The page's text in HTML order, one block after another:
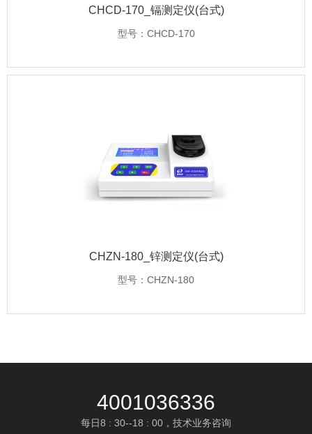
CHCD-170_镉测定仪(台式)
型号：CHCD-170
CHZN-180_锌测定仪(台式)
型号：CHZN-180
4001036336
每日8 : 30--18 : 00，技术业务咨询